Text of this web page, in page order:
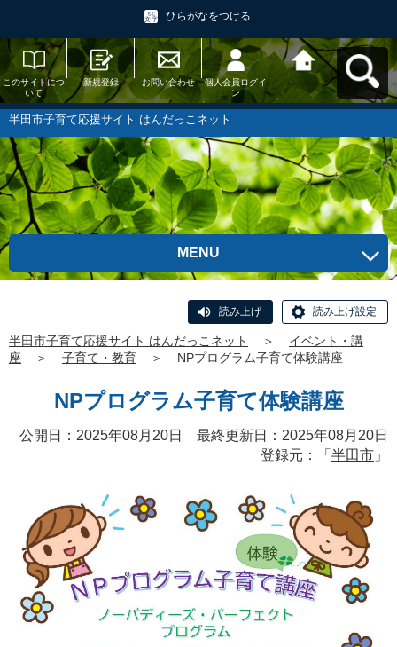
ひらがなをつける
このサイトにつ
いて
新規登録 お問い合わせ
個人会員ログイ
ン
半田市子育て応
援サイト はんだ
っこネットへ戻
半田市子育て応援サイト はんだっこネット
MENU
読み上げ 読み上げ設定
半田市子育て応援サイト はんだっこネット ＞
イベント・講
座
＞ 子育て・教育 ＞ NPプログラム子育て体験講座
NPプログラム子育て体験講座
公開日：2025年08月20日 最終更新日：2025年08月20日
登録元：「 半田市 」